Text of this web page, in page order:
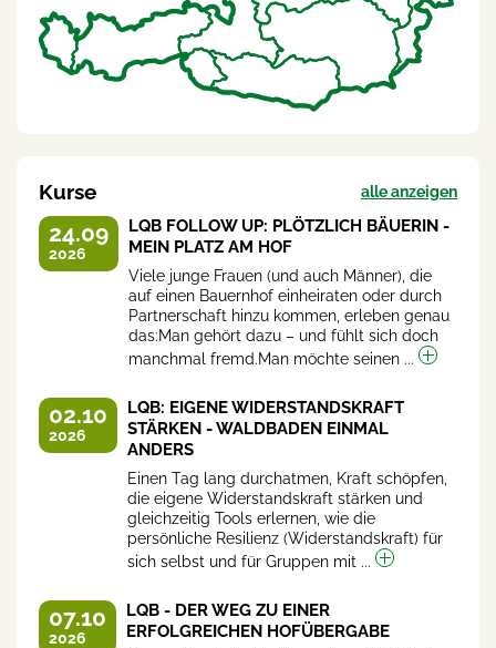
Kurse alle anzeigen
24.09
2026
LQB FOLLOW UP: PLÖTZLICH BÄUERIN -
MEIN PLATZ AM HOF
Viele junge Frauen (und auch Männer), die
auf einen Bauernhof einheiraten oder durch
Partnerschaft hinzu kommen, erleben genau
das:Man gehört dazu – und fühlt sich doch
manchmal fremd.Man möchte seinen ...
02.10
2026
LQB: EIGENE WIDERSTANDSKRAFT
STÄRKEN - WALDBADEN EINMAL
ANDERS
Einen Tag lang durchatmen, Kraft schöpfen,
die eigene Widerstandskraft stärken und
gleichzeitig Tools erlernen, wie die
persönliche Resilienz (Widerstandskraft) für
sich selbst und für Gruppen mit ...
07.10
2026
LQB - DER WEG ZU EINER
ERFOLGREICHEN HOFÜBERGABE